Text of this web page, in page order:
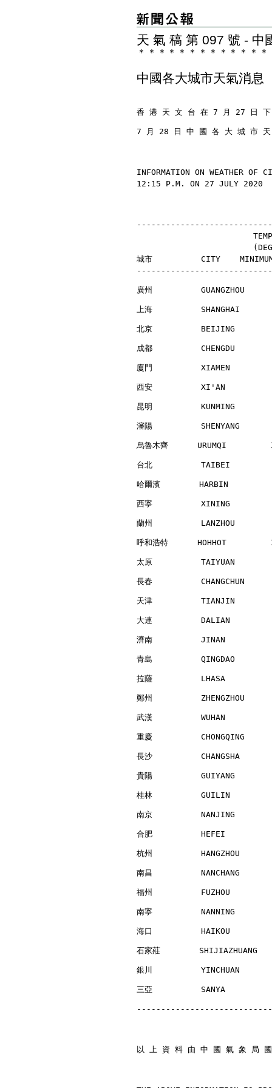
天 氣 稿 第 097 號 - 中
＊ ＊ ＊ ＊ ＊ ＊ ＊ ＊ ＊ ＊ ＊ ＊ ＊
中國各大城市天氣消息
香 港 天 文 台 在 7 月 27 日
7 月 28 日 中 國 各 大 城 市
INFORMATION ON WEATHER
12:15 P.M. ON 27 JULY 2020
城市          CITY    MINIMUM 最
廣州          GUANGZHOU
上海          SHANGHAI
北京          BEIJING
成都          CHENGDU
廈門          XIAMEN
西安          XI'AN
昆明          KUNMING
瀋陽          SHENYANG
烏魯木齊      URUMQI
台北          TAIBEI
哈爾濱        HARBIN
西寧          XINING
蘭州          LANZHOU
呼和浩特      HOHHOT
太原          TAIYUAN
長春          CHANGCHUN
天津          TIANJIN        24
大連          DALIAN
濟南          JINAN
青島          QINGDAO
拉薩          LHASA
鄭州          ZHENGZHOU
武漢          WUHAN
重慶
長沙          CHANGSHA
貴陽          GUIYANG
桂林          GUILIN         25
南京          NANJING
合肥          HEFEI
杭州          HANGZHOU
南昌          NANCHANG
福州          FUZHOU
南寧          NANNING
海口          HAIKOU
石家莊        SHIJIAZHUANG
銀川          YINCHUAN
三亞          SANYA
以 上 資 料 由 中 國 氣 象 局